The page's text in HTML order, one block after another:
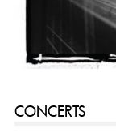
CONCERTS